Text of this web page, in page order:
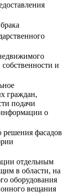
и
граждан,
подачи
о
решения фасадов
отдельным
в области, на
оборудования
вещания